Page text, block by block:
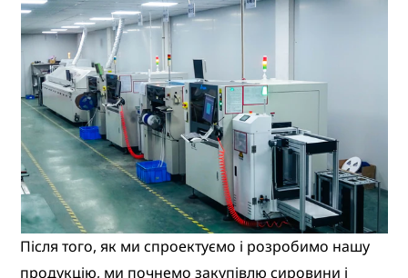
Після того, як ми спроектуємо і розробимо нашу
продукцію, ми почнемо закупівлю сировини і